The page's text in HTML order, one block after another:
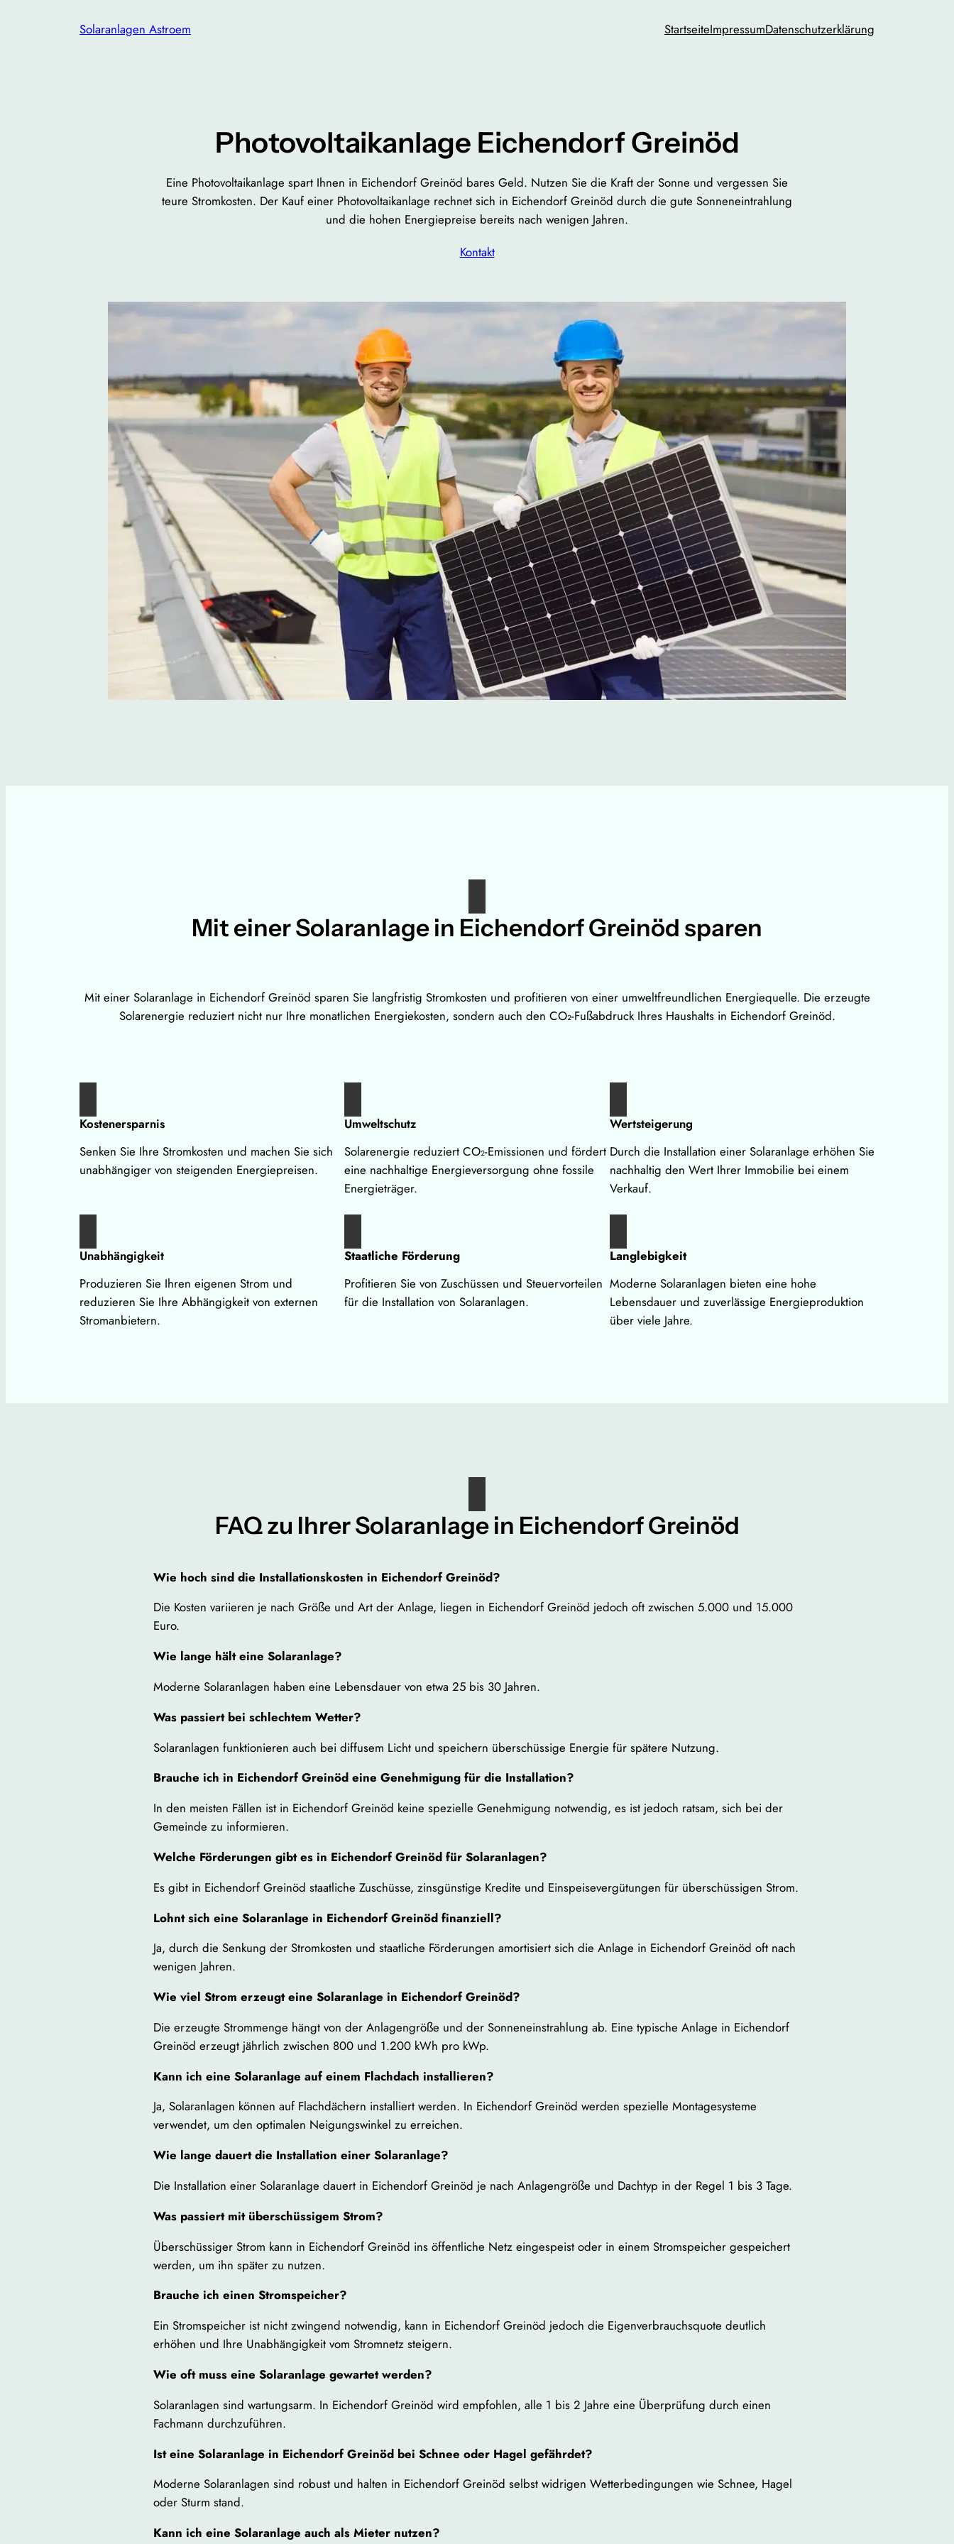
Solaranlagen Astroem StartseiteImpressumDatenschutzerklärung
Photovoltaikanlage Eichendorf Greinöd
Eine Photovoltaikanlage spart Ihnen in Eichendorf Greinöd bares Geld. Nutzen Sie die Kraft der Sonne und vergessen Sie
teure Stromkosten. Der Kauf einer Photovoltaikanlage rechnet sich in Eichendorf Greinöd durch die gute Sonneneintrahlung
und die hohen Energiepreise bereits nach wenigen Jahren.
Kontakt
Mit einer Solaranlage in Eichendorf Greinöd sparen
Mit einer Solaranlage in Eichendorf Greinöd sparen Sie langfristig Stromkosten und profitieren von einer umweltfreundlichen Energiequelle. Die erzeugte
Solarenergie reduziert nicht nur Ihre monatlichen Energiekosten, sondern auch den CO₂-Fußabdruck Ihres Haushalts in Eichendorf Greinöd.
Kostenersparnis
Senken Sie Ihre Stromkosten und machen Sie sich
unabhängiger von steigenden Energiepreisen.
Umweltschutz
Solarenergie reduziert CO₂-Emissionen und fördert
eine nachhaltige Energieversorgung ohne fossile
Energieträger.
Wertsteigerung
Durch die Installation einer Solaranlage erhöhen Sie
nachhaltig den Wert Ihrer Immobilie bei einem
Verkauf.
Unabhängigkeit
Produzieren Sie Ihren eigenen Strom und
reduzieren Sie Ihre Abhängigkeit von externen
Stromanbietern.
Staatliche Förderung
Profitieren Sie von Zuschüssen und Steuervorteilen
für die Installation von Solaranlagen.
Langlebigkeit
Moderne Solaranlagen bieten eine hohe
Lebensdauer und zuverlässige Energieproduktion
über viele Jahre.
FAQ zu Ihrer Solaranlage in Eichendorf Greinöd
Wie hoch sind die Installationskosten in Eichendorf Greinöd?
Die Kosten variieren je nach Größe und Art der Anlage, liegen in Eichendorf Greinöd jedoch oft zwischen 5.000 und 15.000
Euro.
Wie lange hält eine Solaranlage?
Moderne Solaranlagen haben eine Lebensdauer von etwa 25 bis 30 Jahren.
Was passiert bei schlechtem Wetter?
Solaranlagen funktionieren auch bei diffusem Licht und speichern überschüssige Energie für spätere Nutzung.
Brauche ich in Eichendorf Greinöd eine Genehmigung für die Installation?
In den meisten Fällen ist in Eichendorf Greinöd keine spezielle Genehmigung notwendig, es ist jedoch ratsam, sich bei der
Gemeinde zu informieren.
Welche Förderungen gibt es in Eichendorf Greinöd für Solaranlagen?
Es gibt in Eichendorf Greinöd staatliche Zuschüsse, zinsgünstige Kredite und Einspeisevergütungen für überschüssigen Strom.
Lohnt sich eine Solaranlage in Eichendorf Greinöd finanziell?
Ja, durch die Senkung der Stromkosten und staatliche Förderungen amortisiert sich die Anlage in Eichendorf Greinöd oft nach
wenigen Jahren.
Wie viel Strom erzeugt eine Solaranlage in Eichendorf Greinöd?
Die erzeugte Strommenge hängt von der Anlagengröße und der Sonneneinstrahlung ab. Eine typische Anlage in Eichendorf
Greinöd erzeugt jährlich zwischen 800 und 1.200 kWh pro kWp.
Kann ich eine Solaranlage auf einem Flachdach installieren?
Ja, Solaranlagen können auf Flachdächern installiert werden. In Eichendorf Greinöd werden spezielle Montagesysteme
verwendet, um den optimalen Neigungswinkel zu erreichen.
Wie lange dauert die Installation einer Solaranlage?
Die Installation einer Solaranlage dauert in Eichendorf Greinöd je nach Anlagengröße und Dachtyp in der Regel 1 bis 3 Tage.
Was passiert mit überschüssigem Strom?
Überschüssiger Strom kann in Eichendorf Greinöd ins öffentliche Netz eingespeist oder in einem Stromspeicher gespeichert
werden, um ihn später zu nutzen.
Brauche ich einen Stromspeicher?
Ein Stromspeicher ist nicht zwingend notwendig, kann in Eichendorf Greinöd jedoch die Eigenverbrauchsquote deutlich
erhöhen und Ihre Unabhängigkeit vom Stromnetz steigern.
Wie oft muss eine Solaranlage gewartet werden?
Solaranlagen sind wartungsarm. In Eichendorf Greinöd wird empfohlen, alle 1 bis 2 Jahre eine Überprüfung durch einen
Fachmann durchzuführen.
Ist eine Solaranlage in Eichendorf Greinöd bei Schnee oder Hagel gefährdet?
Moderne Solaranlagen sind robust und halten in Eichendorf Greinöd selbst widrigen Wetterbedingungen wie Schnee, Hagel
oder Sturm stand.
Kann ich eine Solaranlage auch als Mieter nutzen?